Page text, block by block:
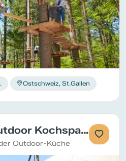
Ostschweiz, St.Gallen
Funcooking - Outdoor Kochspass
Outdoor-Küche